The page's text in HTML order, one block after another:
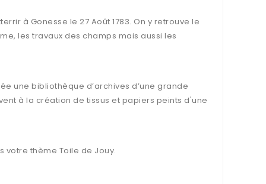
à Gonesse le 27 Août 1783. On y retrouve le
les travaux des champs mais aussi les
une bibliothèque d’archives d’une grande
à la création de tissus et papiers peints d'une
thème Toile de Jouy.